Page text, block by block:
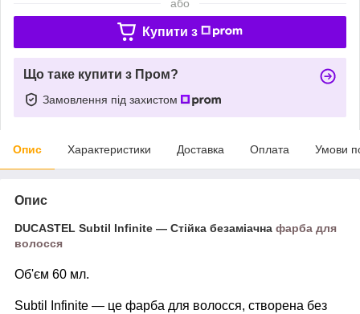
або
Купити з
Що таке купити з Пром?
Замовлення під захистом
Опис Характеристики Доставка Оплата Умови
Опис
DUCASTEL Subtil Infinite — Стійка безаміачна фарба для
волосся
Об'єм 60 мл.
Subtil Infinite — це фарба для волосся, створена без